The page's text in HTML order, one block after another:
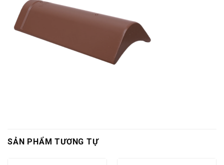
SẢN PHẨM TƯƠNG TỰ